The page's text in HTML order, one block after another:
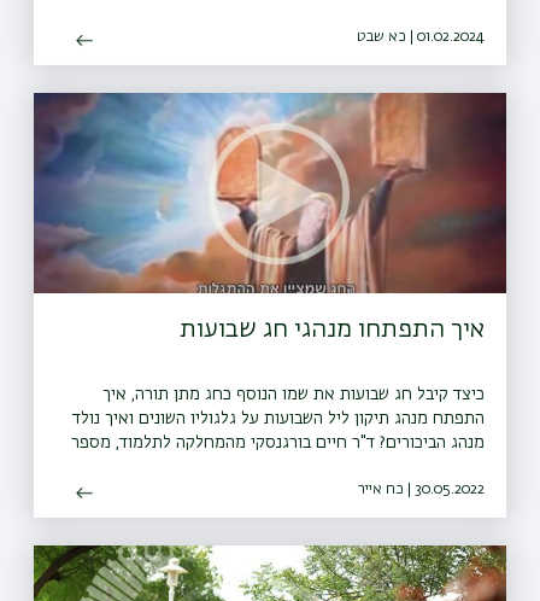
01.02.2024 | כא שבט
איך התפתחו מנהגי חג שבועות
כיצד קיבל חג שבועות את שמו הנוסף כחג מתן תורה, איך
התפתח מנהג תיקון ליל השבועות על גלגוליו השונים ואיך נולד
מנהג הביכורים? ד"ר חיים בורגנסקי מהמחלקה לתלמוד, מספר
30.05.2022 | כח אייר